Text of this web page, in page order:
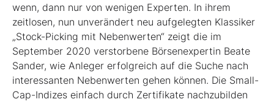
wenn, dann nur von wenigen Experten. In ihrem
zeitlosen, nun unverändert neu aufgelegten Klassiker
„Stock-Picking mit Nebenwerten“ zeigt die im
September 2020 verstorbene Börsenexpertin Beate
Sander, wie Anleger erfolgreich auf die Suche nach
interessanten Nebenwerten gehen können. Die Small-
Cap-Indizes einfach durch Zertifikate nachzubilden